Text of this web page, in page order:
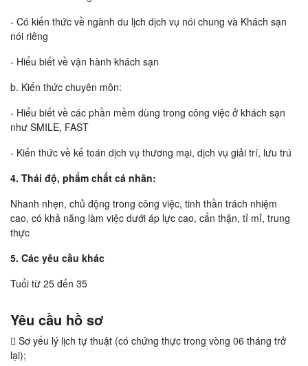
- Có kiến thức về ngành du lịch dịch vụ nói chung và Khách sạn
nói riêng
- Hiểu biết về vận hành khách sạn
b. Kiến thức chuyên môn:
- Hiểu biết về các phần mềm dùng trong công việc ở khách sạn
như SMILE, FAST
- Kiến thức về kế toán dịch vụ thương mại, dịch vụ giải trí, lưu trú
4. Thái độ, phẩm chất cá nhân:
Nhanh nhẹn, chủ động trong công việc, tinh thần trách nhiệm
cao, có khả năng làm việc dưới áp lực cao, cẩn thận, tỉ mỉ, trung
thực
5. Các yêu cầu khác
Tuổi từ 25 đến 35
Yêu cầu hồ sơ
 Sơ yếu lý lịch tự thuật (có chứng thực trong vòng 06 tháng trở
lại);